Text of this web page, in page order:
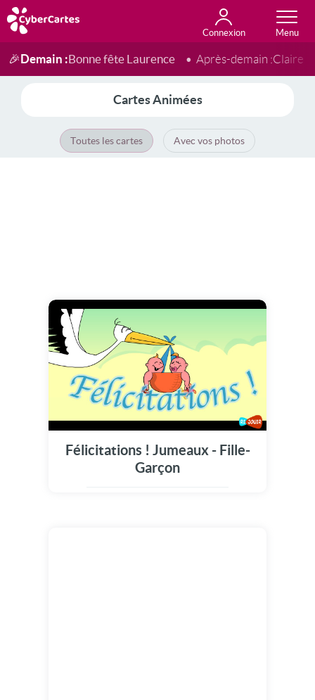
Connexion
Anniversaire
Fête du jour
Amour
Amitié
Merci
Toutes les cartes
🎉Demain :Bonne fête Laurence Après-demain :Claire
Cartes Animées
Toutes les cartes Avec vos photos
Félicitations ! Jumeaux - Fille-
Garçon